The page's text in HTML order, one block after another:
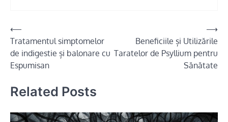
Navigare
în
articole
⟵
Tratamentul simptomelor
de indigestie și balonare cu
Espumisan
Beneficiile și Utilizările
Taratelor de Psyllium pentru
Sănătate
⟶
Related Posts